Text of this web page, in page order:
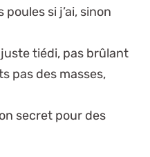
poules si j’ai, sinon
tiédi, pas brûlant
pas des masses,
secret pour des